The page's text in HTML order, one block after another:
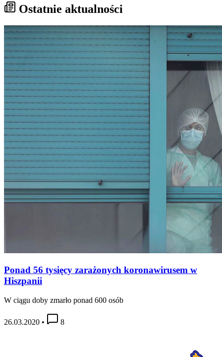
Ostatnie aktualności
Ponad 56 tysięcy zarażonych koronawirusem w
Hiszpanii
W ciągu doby zmarło ponad 600 osób
26.03.2020 • 8